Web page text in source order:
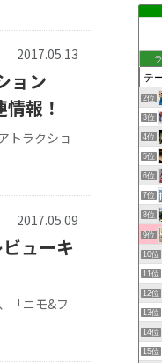
2017.05.13
ョン
報！
トラクショ
2017.05.09
ューキ
「ニモ&フ
2位
3位
4位
5位
6位
7位
8位
9位
10位
11位
12位
13位
14位
15位